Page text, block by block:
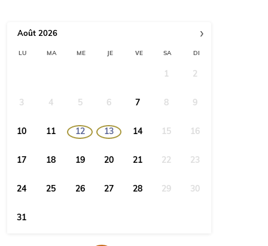
›
Août 2026
LU MA ME JE VE SA DI
1 2
3 4 5 6 7 8 9
10 11 ·
12 ·
13 14 15 16
17 18 19 20 21 22 23
24 25 26 27 28 29 30
31